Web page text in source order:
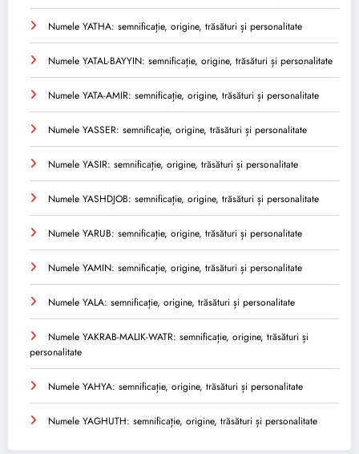
Numele YATHA: semnificație, origine, trăsături și personalitate
Numele YATAL-BAYYIN: semnificație, origine, trăsături și personalitate
Numele YATA-AMIR: semnificație, origine, trăsături și personalitate
Numele YASSER: semnificație, origine, trăsături și personalitate
Numele YASIR: semnificație, origine, trăsături și personalitate
Numele YASHDJOB: semnificație, origine, trăsături și personalitate
Numele YARUB: semnificație, origine, trăsături și personalitate
Numele YAMIN: semnificație, origine, trăsături și personalitate
Numele YALA: semnificație, origine, trăsături și personalitate
Numele YAKRAB-MALIK-WATR: semnificație, origine, trăsături și
personalitate
Numele YAHYA: semnificație, origine, trăsături și personalitate
Numele YAGHUTH: semnificație, origine, trăsături și personalitate